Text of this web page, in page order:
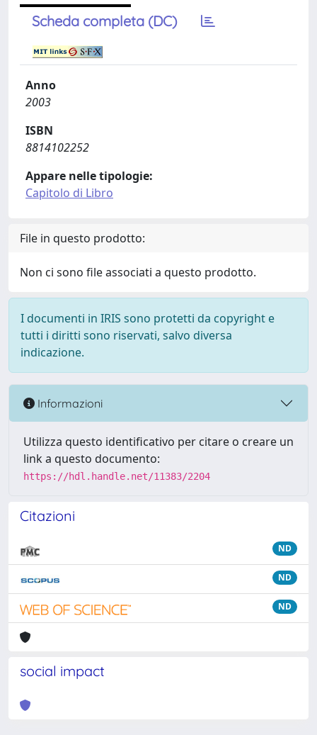
Scheda completa (DC)
Anno
2003
ISBN
8814102252
Appare nelle tipologie:
Capitolo di Libro
File in questo prodotto:
Non ci sono file associati a questo prodotto.
I documenti in IRIS sono protetti da copyright e
tutti i diritti sono riservati, salvo diversa
indicazione.
Informazioni
Utilizza questo identificativo per citare o creare un
link a questo documento:
https://hdl.handle.net/11383/2204
Citazioni
ND
ND
ND
social impact